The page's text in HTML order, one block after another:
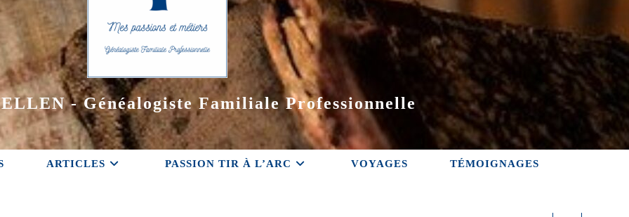
- Généalogiste Familiale Professionnelle
ARTICLES PASSION TIR À L’ARC VOYAGES TÉMOIGNAGES